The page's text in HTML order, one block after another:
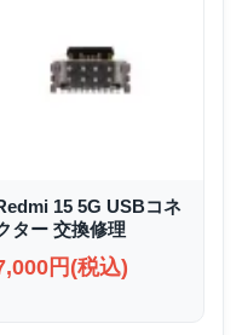
15 5G USBコネ
ター 交換修理
円(税込)